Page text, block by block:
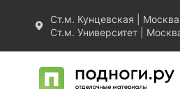
Ст.м. Кунцевская |
Ст.м. Университет |